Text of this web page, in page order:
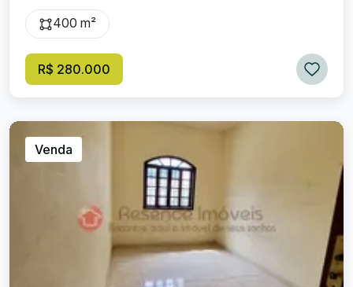
400 m²
R$ 280.000
Venda